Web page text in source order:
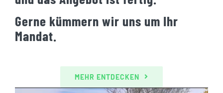
Gerne kümmern wir uns um Ihr
Mandat.
MEHR ENTDECKEN